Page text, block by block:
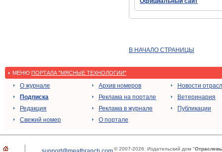
В НАЧАЛО СТРАНИЦЫ
МЕНЮ ПОРТАЛА "МЯСНЫЕ ТЕХНОЛОГИИ"
О журнале
Подписка
Редакция
Свежий номер
Архив номеров
Реклама на портале
Реклама в журнале
О портале
Новости
Ветеринария
Публикации
© 2007-2026. Издательский дом "